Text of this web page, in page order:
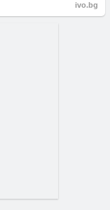
ivo.bg